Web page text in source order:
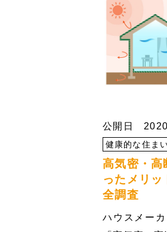
公開日
健康的な住ま
高気密・高
ったメリッ
全調査
ハウスメー